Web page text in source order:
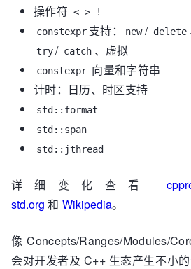
操作符 <=> != ==
constexpr 支持： new / delete
try / catch 、虚拟
constexpr 向量和字符串
计时：日历、时区支持
std::format
std::span
std::jthread
详细变化查看
std.org 和 Wikipedia。
像 Concepts/Ranges/Modules/
会对开发者及 C++ 生态产生不小